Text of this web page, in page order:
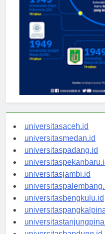
universitasaceh.id
universitasmedan.id
universitaspadang.id
universitaspekanbaru.id
universitasjambi.id
universitasbengkulu.id